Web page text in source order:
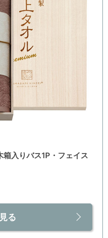
入りバス1P・フェイス
る